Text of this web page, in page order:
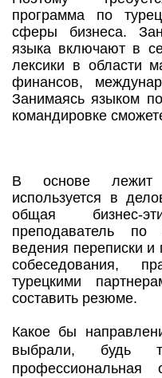
программа по
сферы бизнеса.
языка включают в
лексики в области
финансов,
Занимаясь языком
командировке
В основе лежит
используется в
общая бизнес-
преподаватель
ведения переписки
собеседования,
турецкими
составить резюме.
Какое бы
выбрали, будь